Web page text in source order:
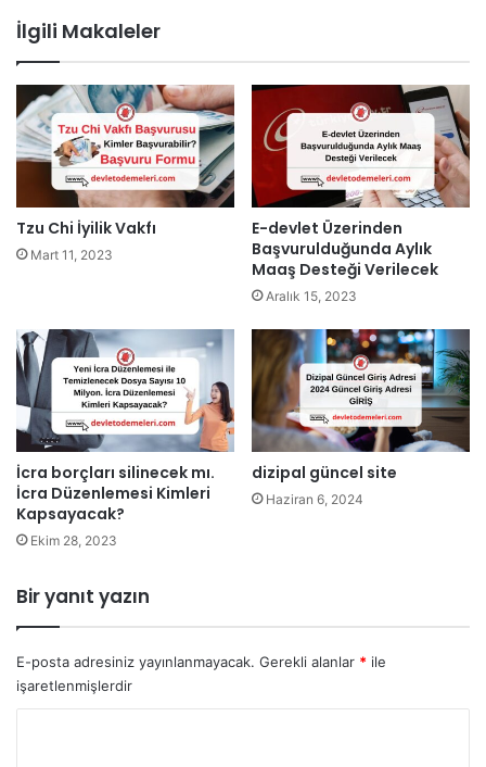
İlgili Makaleler
Tzu Chi İyilik Vakfı
Mart 11, 2023
E-devlet Üzerinden
Başvurulduğunda Aylık
Maaş Desteği Verilecek
Aralık 15, 2023
İcra borçları silinecek mı.
İcra Düzenlemesi Kimleri
Kapsayacak?
Ekim 28, 2023
dizipal güncel site
Haziran 6, 2024
Bir yanıt yazın
E-posta adresiniz yayınlanmayacak. Gerekli alanlar * ile
işaretlenmişlerdir